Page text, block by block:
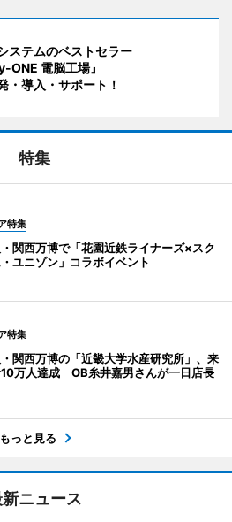
ステムのベストセラー
ONE 電脳工場』
・導入・サポート！
特集
特集
関西万博で「花園近鉄ライナーズ×スク
ユニゾン」コラボイベント
特集
関西万博の「近畿大学水産研究所」、来
10万人達成 OB糸井嘉男さんが一日店長
もっと見る
ニュース